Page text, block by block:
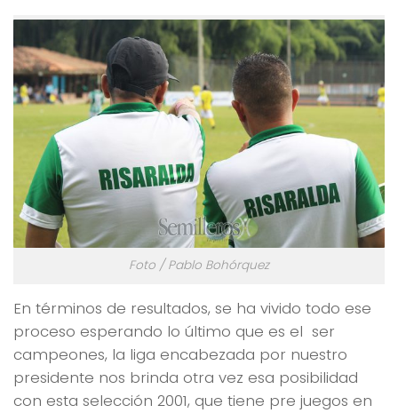
Foto / Pablo Bohórquez
En términos de resultados, se ha vivido todo ese
proceso esperando lo último que es el ser
campeones, la liga encabezada por nuestro
presidente nos brinda otra vez esa posibilidad
con esta selección 2001, que tiene pre juegos en